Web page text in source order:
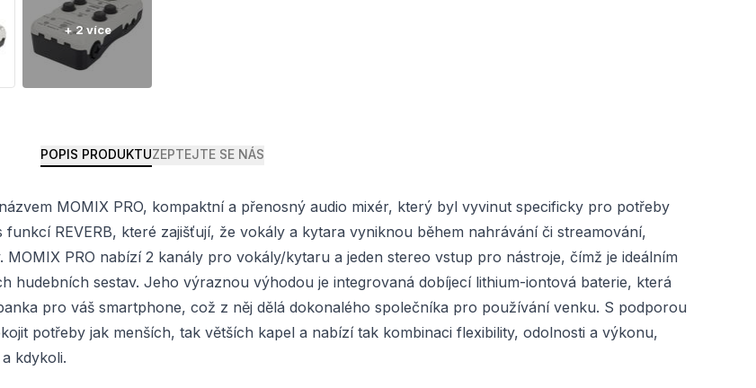
POPIS PRODUKTUZEPTEJTE SE NÁS
MOMIX PRO, kompaktní a přenosný audio mixér, který byl vyvinut specificky pro potřeby
REVERB, které zajišťují, že vokály a kytara vyniknou během nahrávání či streamování,
PRO nabízí 2 kanály pro vokály/kytaru a jeden stereo vstup pro nástroje, čímž je ideálním
hudebních sestav. Jeho výraznou výhodou je integrovaná dobíjecí lithium-iontová baterie, která
pro váš smartphone, což z něj dělá dokonalého společníka pro používání venku. S podporou
potřeby jak menších, tak větších kapel a nabízí tak kombinaci flexibility, odolnosti a výkonu,
kdykoli.